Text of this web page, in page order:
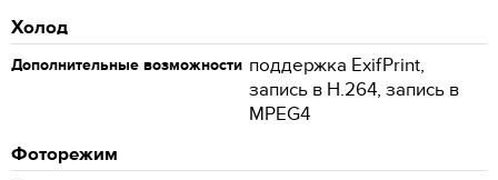
Холод
Дополнительные возможности поддержка ExifPrint,
запись в H.264, запись в
MPEG4
Фоторежим